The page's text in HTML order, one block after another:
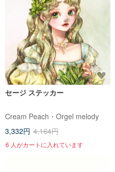
セージ ステッカー
Cream Peach・Orgel melody
3,332円 4,164円
6 人がカートに入れています